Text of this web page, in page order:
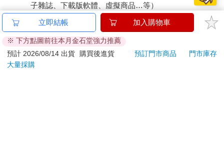
子雜誌、下載版軟體、虛擬商品…等）
已拆封之個人衛生用品。（如：內衣褲、刮鬍刀、除毛
若非上列種類商品，均享有到貨7天的猶豫期（含例假
日）。
辦理退換貨時，商品（組合商品恕無法接受單獨退貨）必須
立即結帳 加入購物車
※ 下方點圖前往本月金石堂強力推薦
預計 2026/08/14 出貨
購買後進貨 預訂門市商品
門市庫存
大量採購